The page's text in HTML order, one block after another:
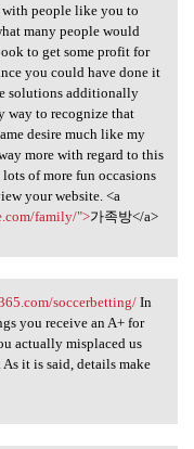
people like you to
many people would
to get some profit for
you could have done it
solutions additionally
way to recognize that
desire much like my
more with regard to this
lots of more fun occasions
your website. <a
family/">가족방</a>
soccerbetting/In
you receive an A+ for
actually misplaced us
it is said, details make